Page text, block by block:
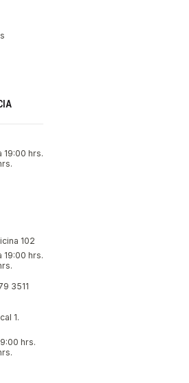
19:00 hrs.
102
19:00 hrs.
3511
1.
hrs.